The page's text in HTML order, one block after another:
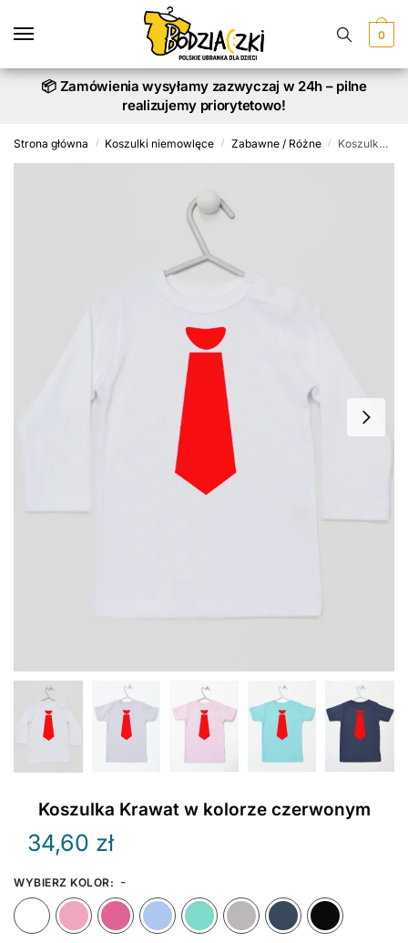
0
📦 Zamówienia wysyłamy zazwyczaj w 24h – pilne
realizujemy priorytetowo!
Strona główna / Koszulki niemowlęce / Zabawne / Różne / Koszulka Krawat w kolorze czerwonym
Koszulka Krawat w kolorze czerwonym
34,60 zł
WYBIERZ KOLOR: -
Biały
Różowy Ciemny Różowy
Błękitny MiętowySzary